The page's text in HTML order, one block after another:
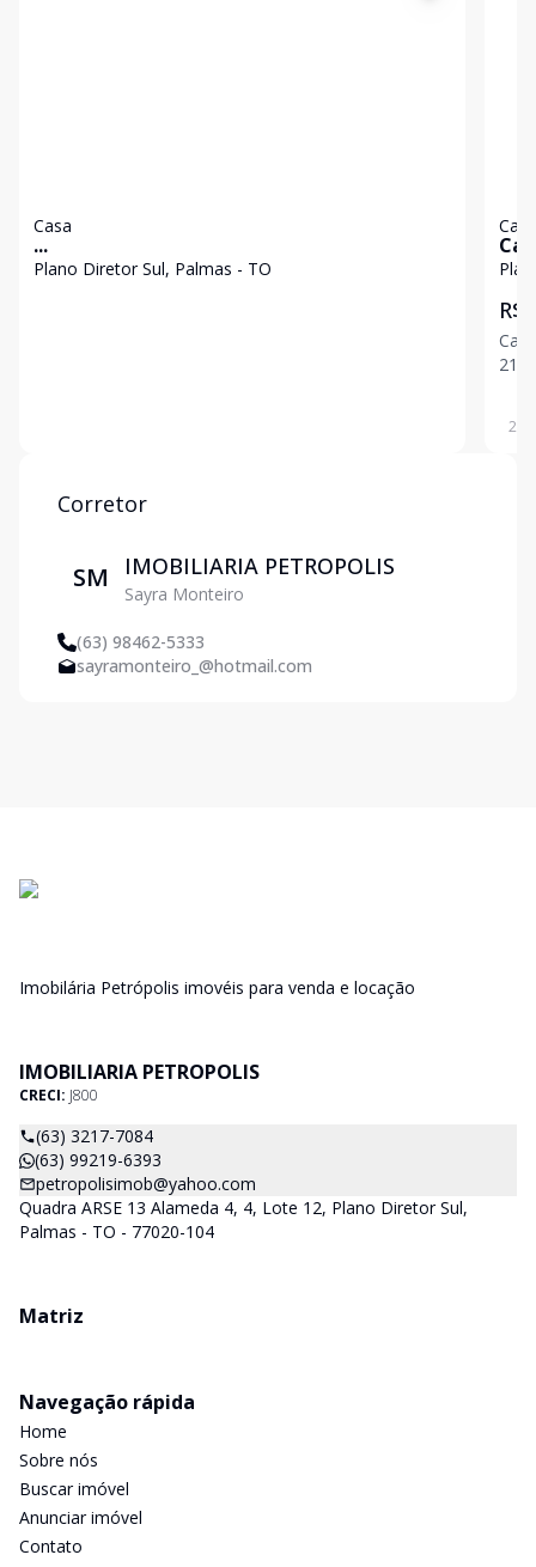
Casa
...
Plano Diretor Sul, Palmas - TO
Casa
R$
212
Corretor
SM IMOBILIARIA PETROPOLIS
Sayra Monteiro
(63) 98462-5333
sayramonteiro_@hotmail.com
Imobilária Petrópolis imovéis para venda e locação
IMOBILIARIA PETROPOLIS
CRECI: J800
(63) 3217-7084
(63) 99219-6393
petropolisimob@yahoo.com
Quadra ARSE 13 Alameda 4, 4, Lote 12, Plano Diretor Sul,
Palmas - TO - 77020-104
Matriz
Navegação rápida
Home
Sobre nós
Buscar imóvel
Anunciar imóvel
Contato